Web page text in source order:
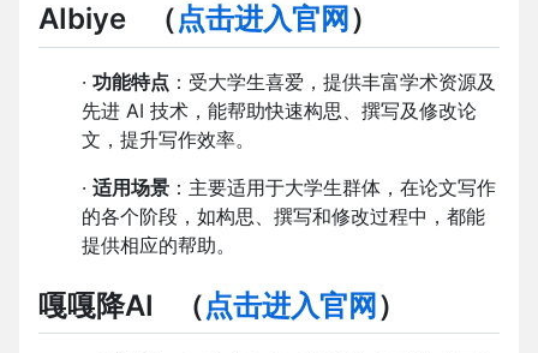
AIbiye （点击进入官网 ）
· 功能特点 ：受大学生喜爱，提供丰富学术资源及
先进 AI 技术，能帮助快速构思、撰写及修改论
文，提升写作效率。
· 适用场景 ：主要适用于大学生群体，在论文写作
的各个阶段，如构思、撰写和修改过程中，都能
提供相应的帮助。
嘎嘎降AI （点击进入官网 ）